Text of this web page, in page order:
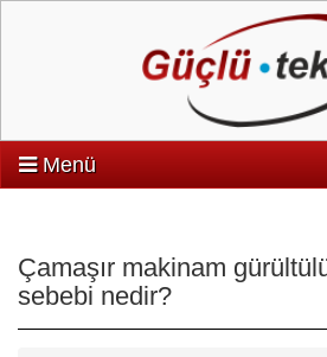
Menü
Çamaşır makinam
sebebi nedir?